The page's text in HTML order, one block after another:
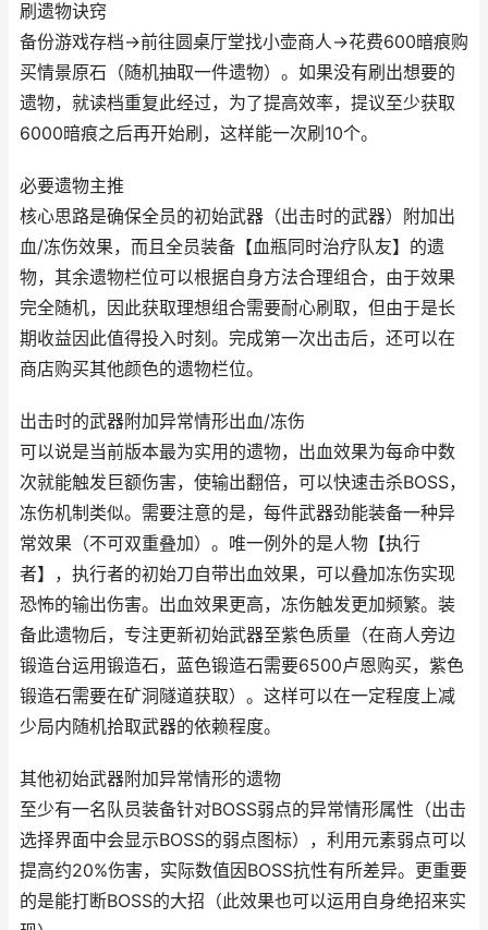
刷遗物诀窍
备份游戏存档→前往圆桌厅堂找小壶商人→花费600暗痕购
买情景原石（随机抽取一件遗物）。如果没有刷出想要的
遗物，就读档重复此经过，为了提高效率，提议至少获取
6000暗痕之后再开始刷，这样能一次刷10个。
必要遗物主推
核心思路是确保全员的初始武器（出击时的武器）附加出
血/冻伤效果，而且全员装备【血瓶同时治疗队友】的遗
物，其余遗物栏位可以根据自身方法合理组合，由于效果
完全随机，因此获取理想组合需要耐心刷取，但由于是长
期收益因此值得投入时刻。完成第一次出击后，还可以在
商店购买其他颜色的遗物栏位。
出击时的武器附加异常情形出血/冻伤
可以说是当前版本最为实用的遗物，出血效果为每命中数
次就能触发巨额伤害，使输出翻倍，可以快速击杀BOSS，
冻伤机制类似。需要注意的是，每件武器劲能装备一种异
常效果（不可双重叠加）。唯一例外的是人物【执行
者】，执行者的初始刀自带出血效果，可以叠加冻伤实现
恐怖的输出伤害。出血效果更高，冻伤触发更加频繁。装
备此遗物后，专注更新初始武器至紫色质量（在商人旁边
锻造台运用锻造石，蓝色锻造石需要6500卢恩购买，紫色
锻造石需要在矿洞隧道获取）。这样可以在一定程度上减
少局内随机拾取武器的依赖程度。
其他初始武器附加异常情形的遗物
至少有一名队员装备针对BOSS弱点的异常情形属性（出击
选择界面中会显示BOSS的弱点图标），利用元素弱点可以
提高约20%伤害，实际数值因BOSS抗性有所差异。更重要
的是能打断BOSS的大招（此效果也可以运用自身绝招来实